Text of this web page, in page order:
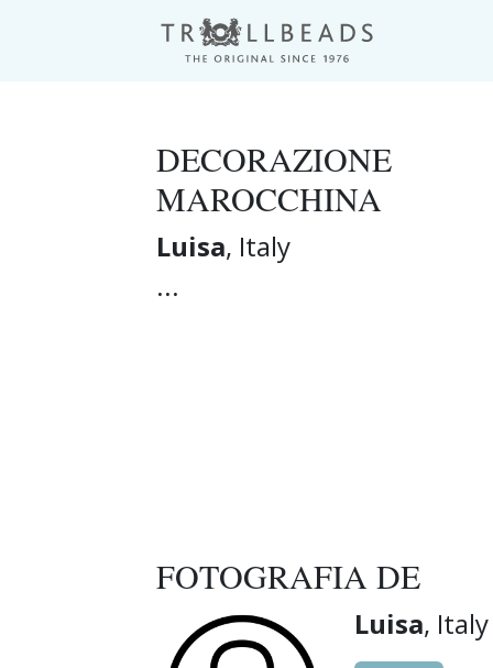
DECORAZIONE
MAROCCHINA
Luisa, Italy
...
FOTOGRAFIA DE
Luisa, Italy